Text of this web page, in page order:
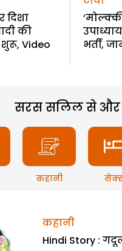
दिशा
की
शुरू, Video
भर्ती,
सरस सलिल से और
कहानी
कहानी
Hindi Story :